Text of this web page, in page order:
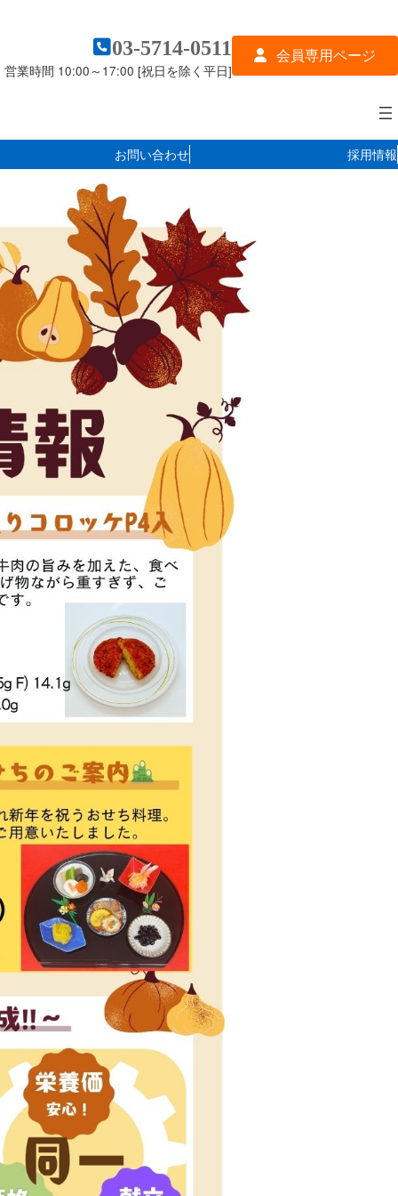
03-5714-0511
営業時間 10:00～17:00 [祝日を除く平日]
会員専用ページ
お問い合わせ 採用情報